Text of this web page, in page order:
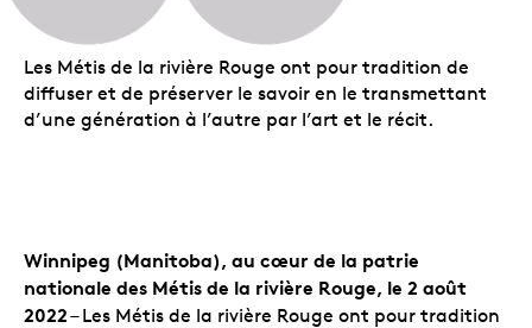
Les Métis de la rivière Rouge ont pour tradition de
diffuser et de préserver le savoir en le transmettant
d’une génération à l’autre par l’art et le récit.
Winnipeg (Manitoba), au cœur de la patrie
nationale des Métis de la rivière Rouge, le 2 août
2022– Les Métis de la rivière Rouge ont pour tradition